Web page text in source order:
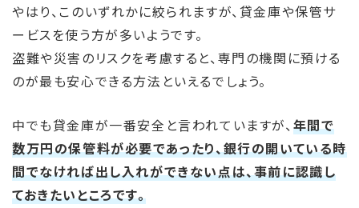
やはり、このいずれかに絞られますが、貸金庫や保管サ
ービスを使う方が多いようです。
盗難や災害のリスクを考慮すると、専門の機関に預ける
のが最も安心できる方法といえるでしょう。
中でも貸金庫が一番安全と言われていますが、 年間で
数万円の保管料が必要であったり、銀行の開いている時
間でなければ出し入れができない点は、事前に認識し
ておきたいところです。